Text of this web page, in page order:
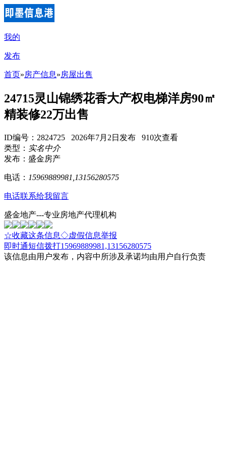
我的
发布
首页»房产信息»房屋出售
24715灵山锦绣花香大产权电梯洋房90㎡
精装修22万出售
ID编号：2824725 2026年7月2日发布 910次查看
类型： 实名中介
发布：盛金房产
电话： 15969889981,13156280575
电话联系给我留言
盛金地产---专业房地产代理机构
☆收藏这条信息◇虚假信息举报
即时通短信拨打15969889981,13156280575
该信息由用户发布，内容中所涉及承诺均由用户自行负责